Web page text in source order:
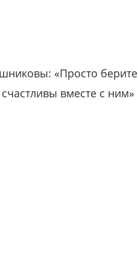
«Просто берите
вместе с ним»